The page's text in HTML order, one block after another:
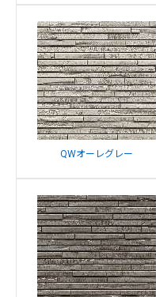
QWオーレグレー